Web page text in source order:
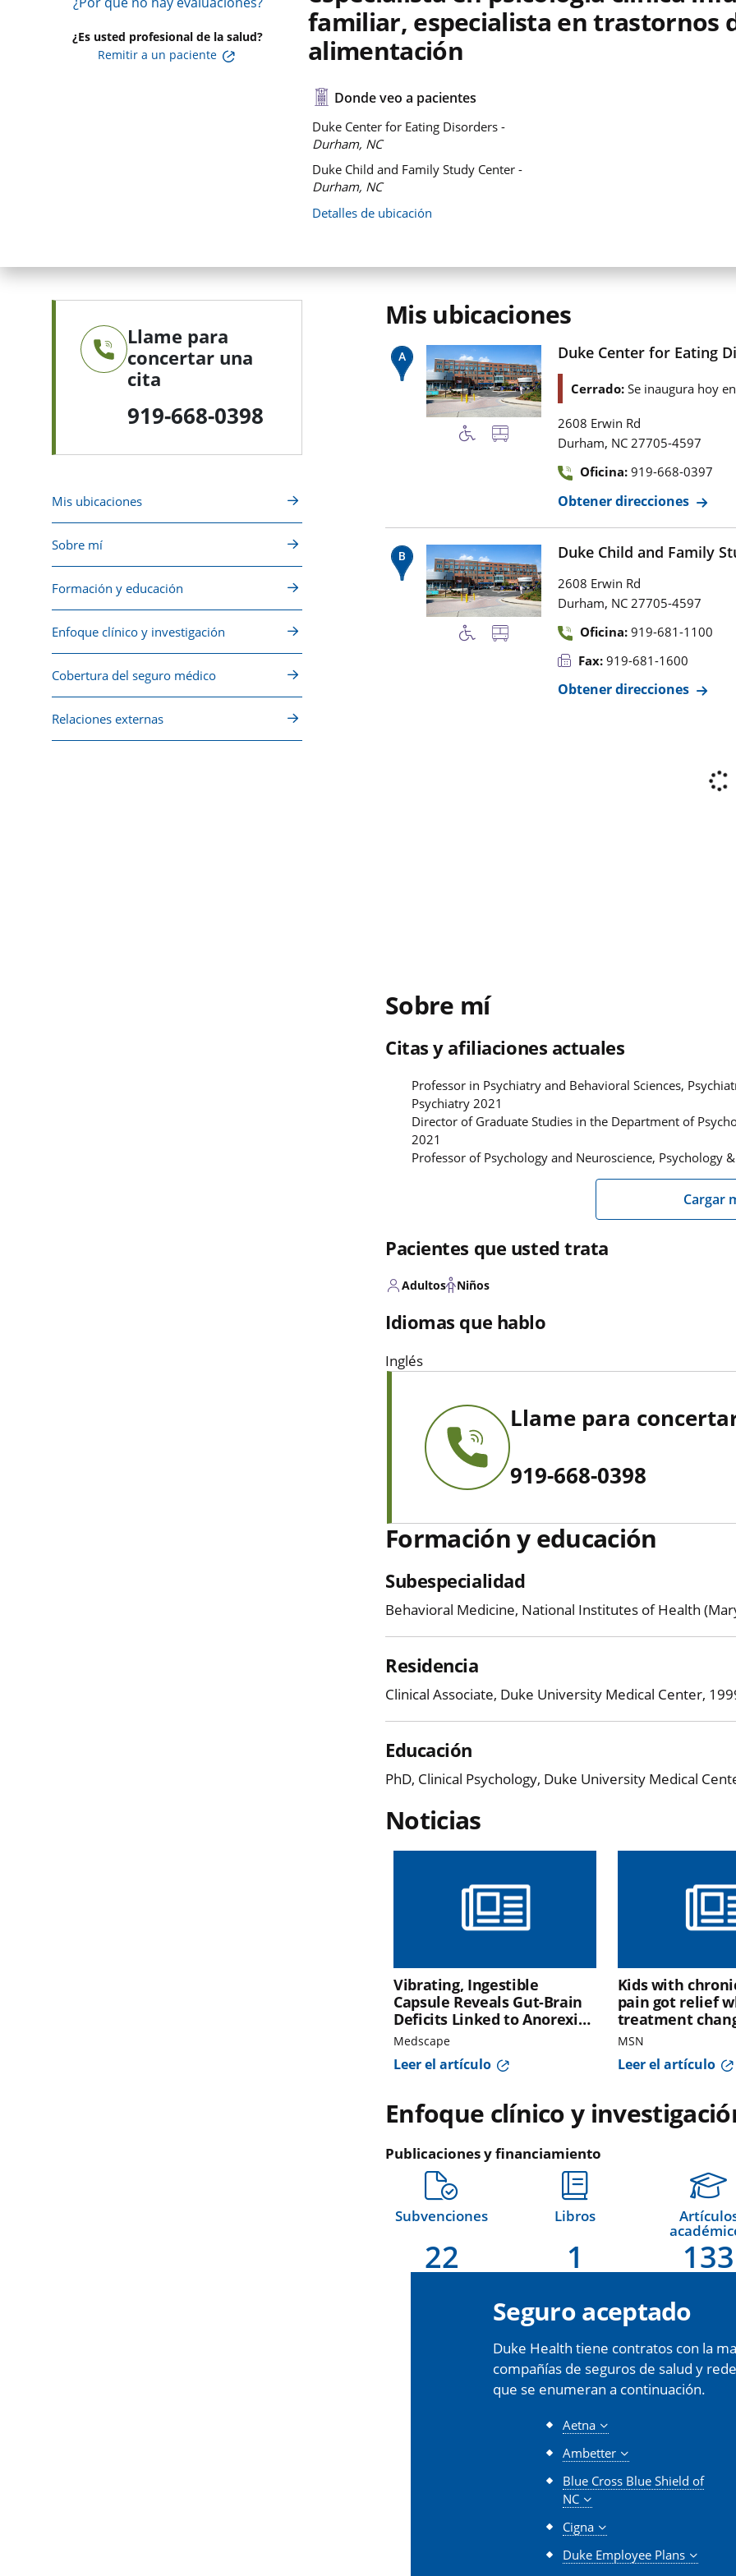
¿Es usted profesional de la salud?
Remitir a un paciente
familiar, especialista en trastornos
alimentación
Donde veo a pacientes
Duke Center for Eating Disorders -
Durham, NC
Duke Child and Family Study Center -
Durham, NC
Detalles de ubicación
Llame para
concertar una
cita
919-668-0398
Mis ubicaciones
Sobre mí
Formación y educación
Enfoque clínico y investigación
Cobertura del seguro médico
Relaciones externas
Mis ubicaciones
Duke Center for Eating
Cerrado: Se inaugura hoy
2608 Erwin Rd
Durham, NC 27705-4597
Oficina: 919-668-0397
Obtener direcciones
Duke Child and Family
2608 Erwin Rd
Durham, NC 27705-4597
Oficina: 919-681-1100
Fax: 919-681-1600
Obtener direcciones
Sobre mí
Citas y afiliaciones actuales
Professor in Psychiatry and Behavioral Sciences,
Psychiatry 2021
Director of Graduate Studies in the Department of
2021
Professor of Psychology and Neuroscience, Psychology
Cargar
Pacientes que usted trata
Adultos Niños
Idiomas que hablo
Inglés
Llame para
919-668-0398
Formación y educación
Subespecialidad
Behavioral Medicine, National Institutes of Health
Residencia
Clinical Associate, Duke University Medical Center,
Educación
PhD, Clinical Psychology, Duke University Medical
Noticias
Vibrating, Ingestible
Capsule Reveals Gut-Brain
Deficits Linked to Anorexia
Relapse
Medscape
Leer el artículo
Kids with
pain got relief
treatment
crucial lesson
MSN
Leer el artículo
Enfoque clínico y
Publicaciones y financiamiento
Subvenciones
22
Libros
1 133
Seguro aceptado
Duke Health tiene contratos con la
compañías de seguros de salud y
que se enumeran a continuación.
Aetna
Ambetter
Blue Cross Blue Shield of
NC
Cigna
Duke Employee Plans